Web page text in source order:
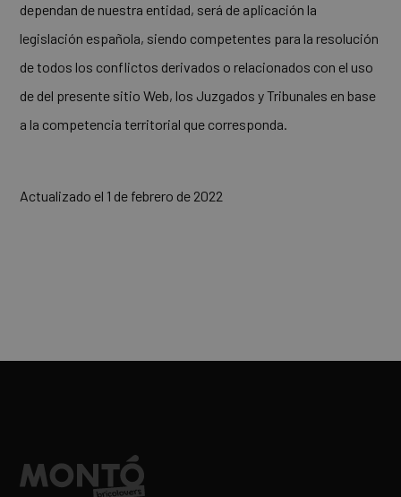
dependan de nuestra entidad, será de aplicación la
legislación española, siendo competentes para la resolución
de todos los conflictos derivados o relacionados con el uso
de del presente sitio Web, los Juzgados y Tribunales en base
a la competencia territorial que corresponda.
Actualizado el 1 de febrero de 2022